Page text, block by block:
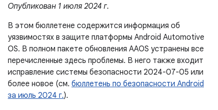
Опубликован 1 июля 2024 г.
В этом бюллетене содержится информация об
уязвимостях в защите платформы Android Automotive
OS. В полном пакете обновления AAOS устранены все
перечисленные здесь проблемы. В него также входит
исправление системы безопасности 2024-07-05 или
более новое (см. бюллетень по безопасности Android
за июль 2024 г.).